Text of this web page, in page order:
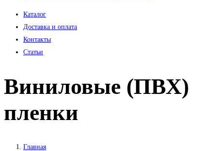
Каталог
Доставка и оплата
Контакты
Статьи
Виниловые (ПВХ)
пленки
Главная